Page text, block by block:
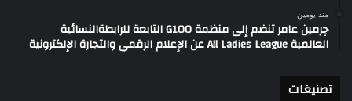
منذ يومين
چرمين عامر تنضم إلى منظمة G100 التابعة للرابطةالنسائية
العالمية All Ladies League عن الإعلام الرقمي والتجارة الإلكترونية
تصنيغات